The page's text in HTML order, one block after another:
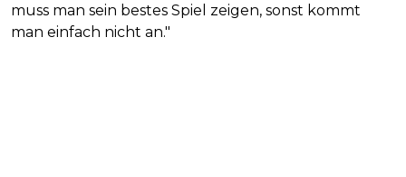
muss man sein bestes Spiel zeigen, sonst kommt
man einfach nicht an."